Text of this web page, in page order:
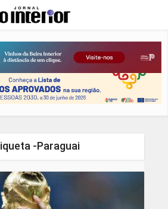
-Paraguai